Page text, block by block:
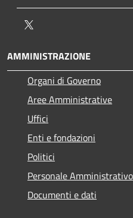
AMMINISTRAZIONE
Organi di Governo
Aree Amministrative
Uffici
Enti e fondazioni
Politici
Personale Amministrativo
Documenti e dati